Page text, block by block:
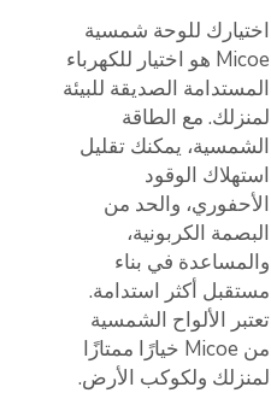
اختيارك للوحة شمسية
Micoe هو اختيار للكهرباء
المستدامة الصديقة للبيئة
لمنزلك. مع الطاقة
الشمسية، يمكنك تقليل
استهلاك الوقود
الأحفوري، والحد من
البصمة الكربونية،
والمساعدة في بناء
مستقبل أكثر استدامة.
تعتبر الألواح الشمسية
من Micoe خيارًا ممتازًا
لمنزلك ولكوكب الأرض.